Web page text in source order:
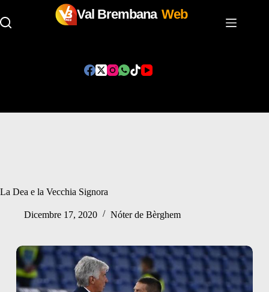
Val Brembana Web
La Dea e la Vecchia Signora
Dicembre 17, 2020 Nóter de Bèrghem